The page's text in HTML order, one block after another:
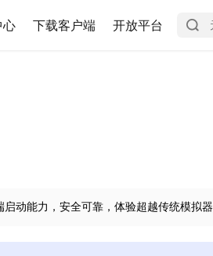
心 下载客户端 开放平台
动能力，安全可靠，体验超越传统模拟器